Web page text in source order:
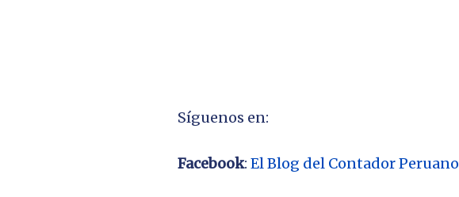
Síguenos en:
Facebook:El Blog del Contador Peruano